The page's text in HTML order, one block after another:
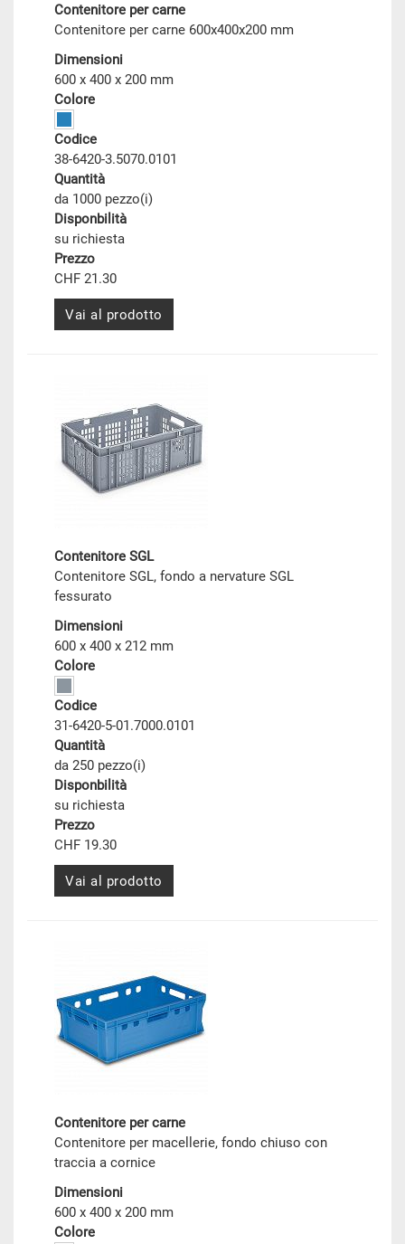
Contenitore per carne
Contenitore per carne 600x400x200 mm
Dimensioni
600 x 400 x 200 mm
Colore
Codice
38-6420-3.5070.0101
Quantità
da 1000 pezzo(i)
Disponbilità
su richiesta
Prezzo
CHF 21.30
Vai al prodotto
Contenitore SGL
Contenitore SGL, fondo a nervature SGL
fessurato
Dimensioni
600 x 400 x 212 mm
Colore
Codice
31-6420-5-01.7000.0101
Quantità
da 250 pezzo(i)
Disponbilità
su richiesta
Prezzo
CHF 19.30
Vai al prodotto
Contenitore per carne
Contenitore per macellerie, fondo chiuso con
traccia a cornice
Dimensioni
600 x 400 x 200 mm
Colore